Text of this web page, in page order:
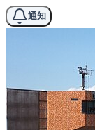
通知